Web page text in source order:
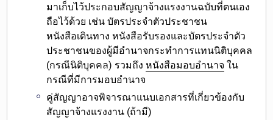
มาเก็บไว้ประกอบสัญญาจ้างแรงงานฉบับที่ตนเอง
ถือไว้ด้วย เช่น บัตรประจำตัวประชาชน
หนังสือเดินทาง หนังสือรับรองและบัตรประจำตัว
ประชาชนของผู้มีอำนาจกระทำการแทนนิติบุคคล
(กรณีนิติบุคคล) รวมถึงหนังสือมอบอำนาจ ใน
กรณีที่มีการมอบอำนาจ
คู่สัญญาอาจพิจารณาแนบเอกสารที่เกี่ยวข้องกับ
สัญญาจ้างแรงงาน (ถ้ามี)